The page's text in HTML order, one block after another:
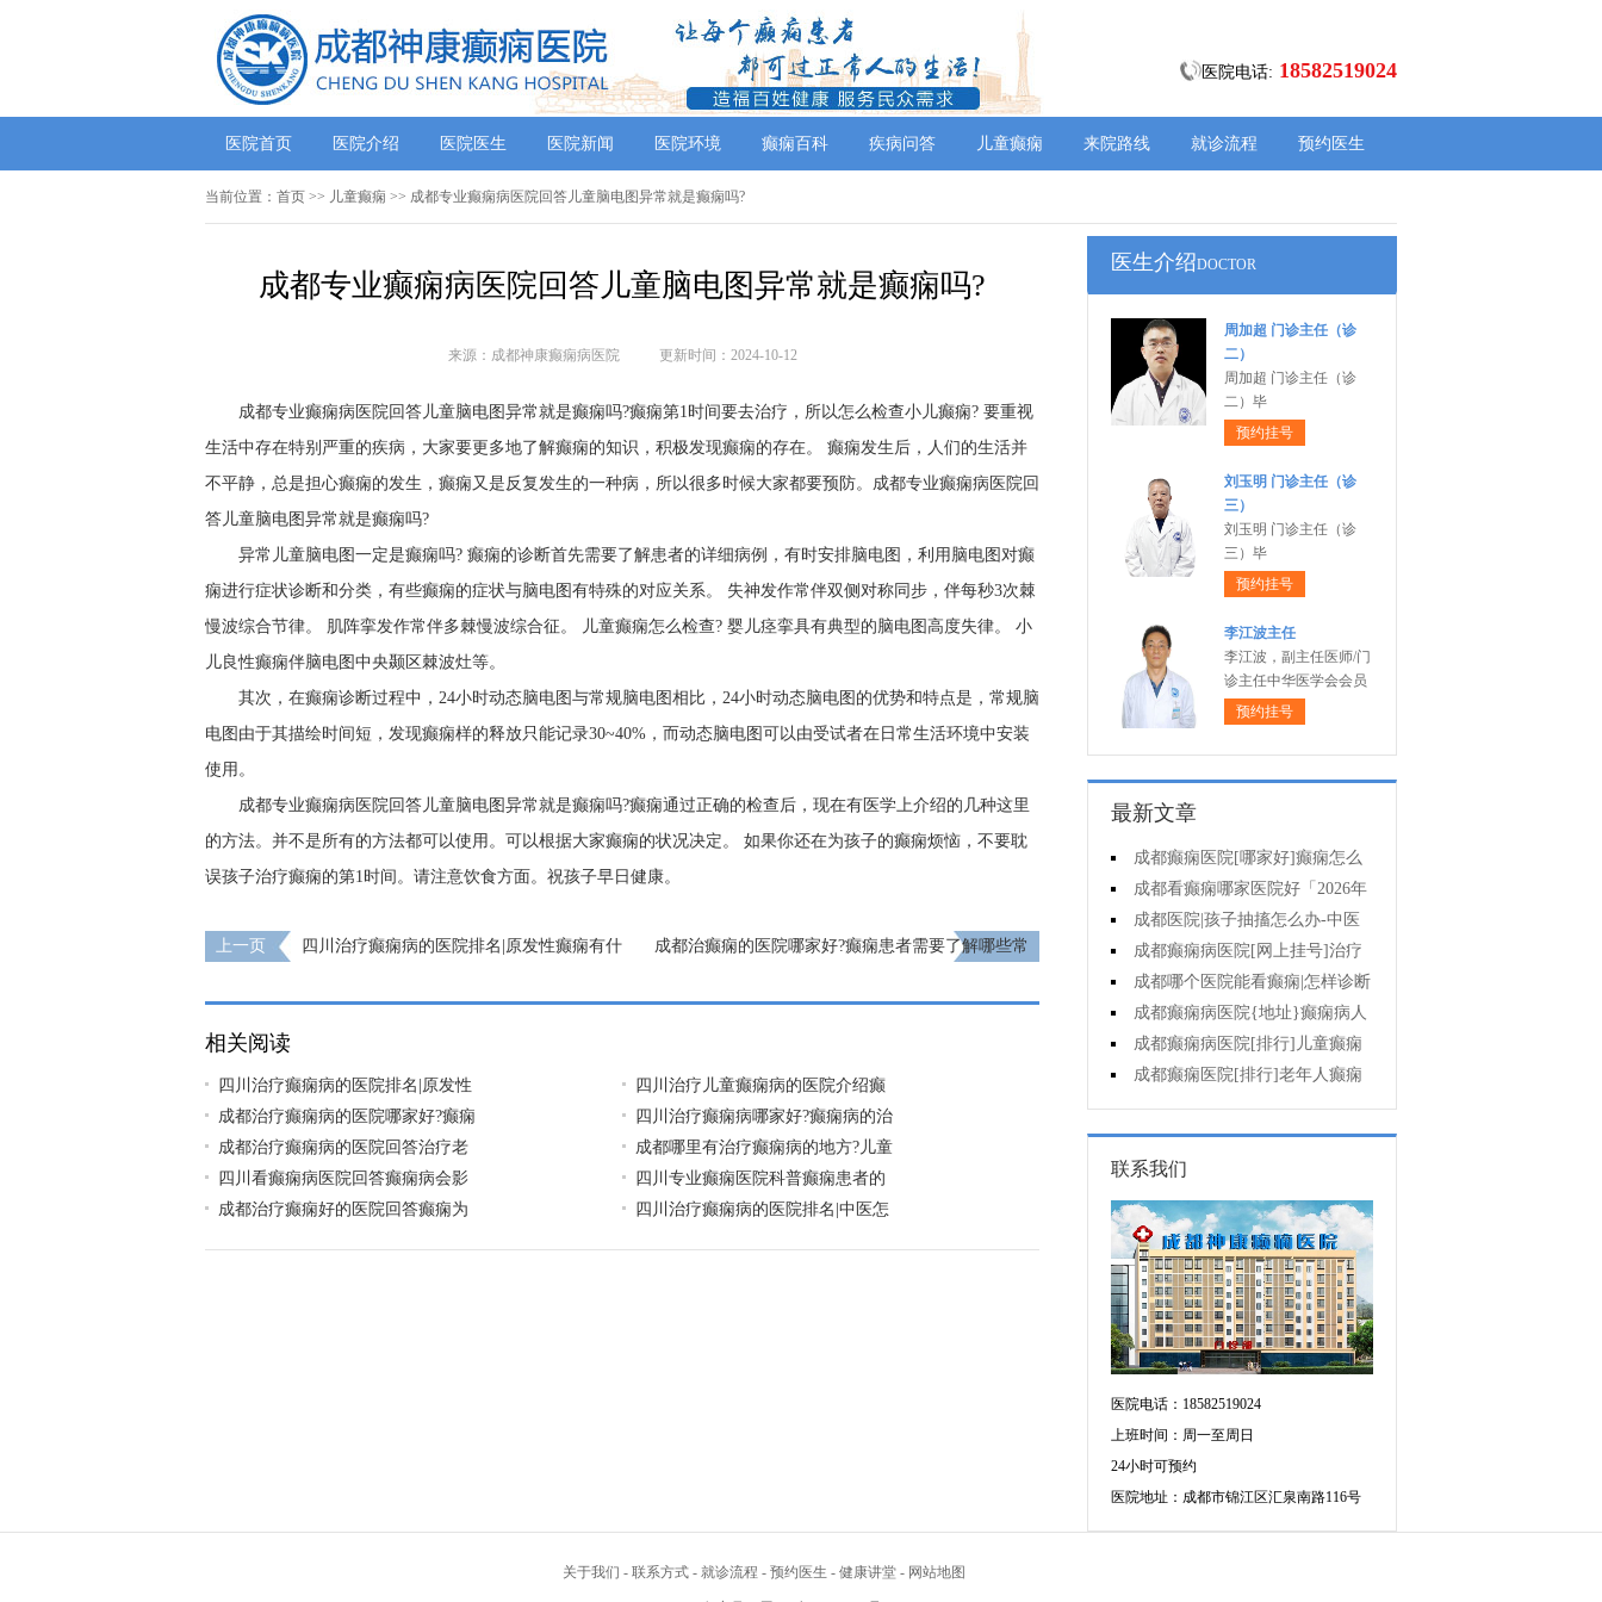
医院电话: 18582519024
医院首页 医院介绍 医院医生 医院新闻 医院环境 癫痫百科 疾病问答 儿童癫痫 来院路线 就诊流程 预约医生
当前位置： 首页 >> 儿童癫痫 >> 成都专业癫痫病医院回答儿童脑电图异常就是癫痫吗?
成都专业癫痫病医院回答儿童脑电图异常就是癫痫吗?
来源：成都神康癫痫病医院 更新时间：2024-10-12
成都专业癫痫病医院回答儿童脑电图异常就是癫痫吗?癫痫第1时间要去治疗，所以怎么检查小儿癫痫? 要重视
生活中存在特别严重的疾病，大家要更多地了解癫痫的知识，积极发现癫痫的存在。 癫痫发生后，人们的生活并
不平静，总是担心癫痫的发生，癫痫又是反复发生的一种病，所以很多时候大家都要预防。成都专业癫痫病医院回
答儿童脑电图异常就是癫痫吗?
异常儿童脑电图一定是癫痫吗? 癫痫的诊断首先需要了解患者的详细病例，有时安排脑电图，利用脑电图对癫
痫进行症状诊断和分类，有些癫痫的症状与脑电图有特殊的对应关系。 失神发作常伴双侧对称同步，伴每秒3次棘
慢波综合节律。 肌阵挛发作常伴多棘慢波综合征。 儿童癫痫怎么检查? 婴儿痉挛具有典型的脑电图高度失律。 小
儿良性癫痫伴脑电图中央颞区棘波灶等。
其次，在癫痫诊断过程中，24小时动态脑电图与常规脑电图相比，24小时动态脑电图的优势和特点是，常规脑
电图由于其描绘时间短，发现癫痫样的释放只能记录30~40%，而动态脑电图可以由受试者在日常生活环境中安装
使用。
成都专业癫痫病医院回答儿童脑电图异常就是癫痫吗?癫痫通过正确的检查后，现在有医学上介绍的几种这里
的方法。并不是所有的方法都可以使用。可以根据大家癫痫的状况决定。 如果你还在为孩子的癫痫烦恼，不要耽
误孩子治疗癫痫的第1时间。请注意饮食方面。祝孩子早日健康。
上一页
四川治疗癫痫病的医院排名|原发性癫痫有什
成都治癫痫的医院哪家好?癫痫患者需要了解哪些常
相关阅读
四川治疗癫痫病的医院排名|原发性
四川治疗儿童癫痫病的医院介绍癫
成都治疗癫痫病的医院哪家好?癫痫
四川治疗癫痫病哪家好?癫痫病的治
成都治疗癫痫病的医院回答治疗老
成都哪里有治疗癫痫病的地方?儿童
四川看癫痫病医院回答癫痫病会影
四川专业癫痫医院科普癫痫患者的
成都治疗癫痫好的医院回答癫痫为
四川治疗癫痫病的医院排名|中医怎
医生介绍DOCTOR
周加超 门诊主任（诊
二）
周加超 门诊主任（诊
二）毕
预约挂号
刘玉明 门诊主任（诊
三）
刘玉明 门诊主任（诊
三）毕
预约挂号
李江波主任
李江波，副主任医师/门
诊主任中华医学会会员
预约挂号
最新文章
成都癫痫医院[哪家好]癫痫怎么
治才有效?
成都看癫痫哪家医院好「2026年
度公布」癫痫病人适合参加哪些体
育活动?
成都医院|孩子抽搐怎么办-中医
怎么治疗癫痫呢?
成都癫痫病医院[网上挂号]治疗
癫痫要注意什么?
成都哪个医院能看癫痫|怎样诊断
癫痫?成都癫痫病医院{地址}癫痫病人
用药需注意什么?
成都癫痫病医院[排行]儿童癫痫
治疗注意什么?
成都癫痫医院[排行]老年人癫痫
的常见原因是什么?
联系我们
医院电话：18582519024
上班时间：周一至周日
24小时可预约
医院地址：成都市锦江区汇泉南路116号
关于我们 - 联系方式 - 就诊流程 - 预约医生 - 健康讲堂 - 网站地图